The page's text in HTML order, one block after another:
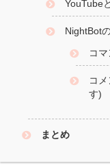
YouTube
NightBot
コ
コ
す)
まとめ